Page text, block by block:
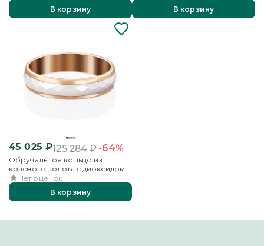
В корзину
В корзину
45 025 ₽125 284₽-64%
Обручальное кольцо из
красного золота с диоксидом
циркония
Нет оценок
В корзину